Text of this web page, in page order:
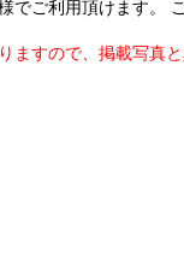
でご利用頂けます。
すので、掲載写真と